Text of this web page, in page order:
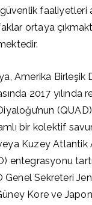
faaliyetleri
ortaya
Amerika Birleşik
2017 yılında
bir kolektif
Kuzey Atlantik
entegrasyonu
Sekreteri
Kore ve